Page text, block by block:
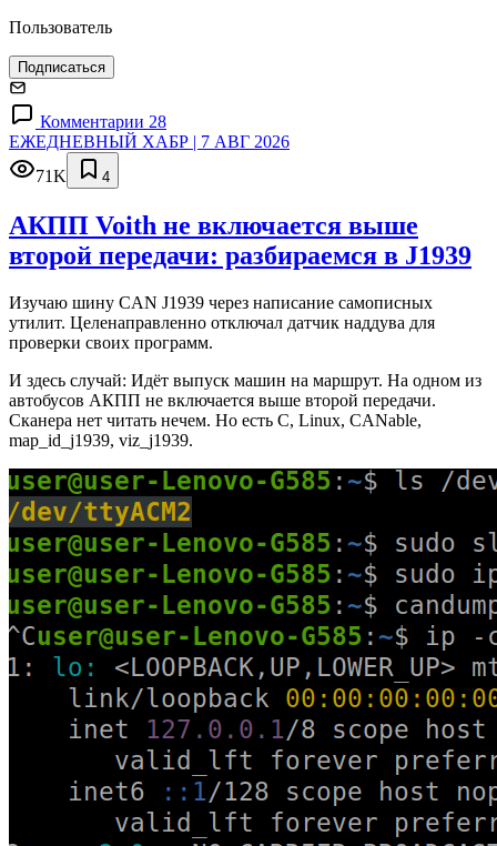
Пользователь
Подписаться
Комментарии 28
ЕЖЕДНЕВНЫЙ ХАБР | 7 АВГ 2026
71K
4
АКПП Voith не включается выше
второй передачи: разбираемся в J1939
Изучаю шину CAN J1939 через написание самописных
утилит. Целенаправленно отключал датчик наддува для
проверки своих программ.
И здесь случай: Идёт выпуск машин на маршрут. На одном из
автобусов АКПП не включается выше второй передачи.
Сканера нет читать нечем. Но есть C, Linux, CANable,
map_id_j1939, viz_j1939.